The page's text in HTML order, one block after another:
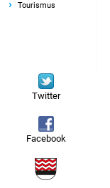
Tourismus
Twitter
Facebook